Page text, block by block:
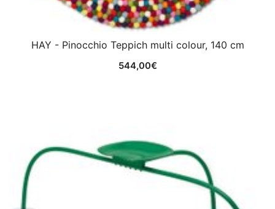
HAY - Pinocchio Teppich multi colour, 140 cm
544,00€